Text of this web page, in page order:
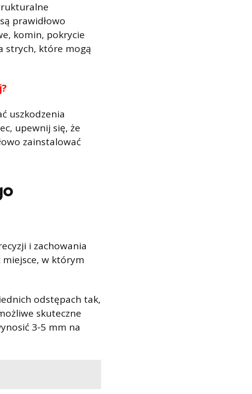
prawidłowo
komin, pokrycie
strych, które mogą
uszkodzenia
upewnij się, że
zainstalować
i zachowania
w którym
odstępach tak,
skuteczne
3-5 mm na